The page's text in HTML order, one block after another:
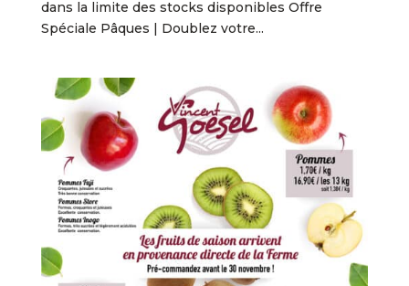
dans la limite des stocks disponibles Offre
Spéciale Pâques | Doublez votre...